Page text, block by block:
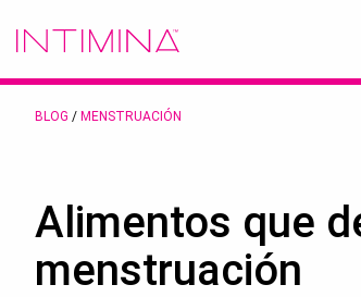
BLOG / MENSTRUACIÓN
Alimentos que
menstruación